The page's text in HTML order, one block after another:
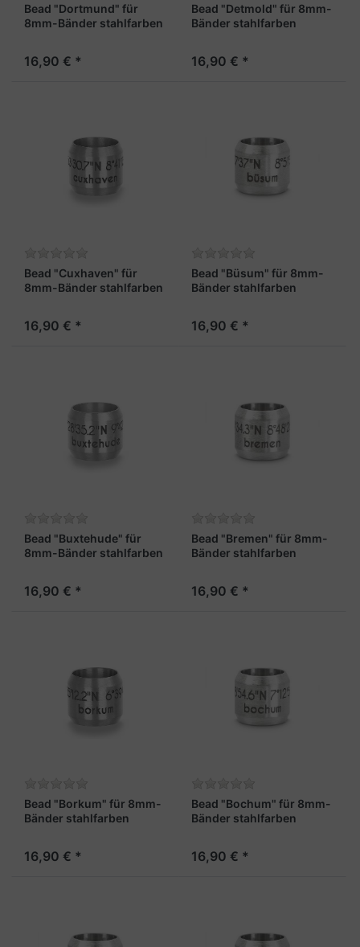
Bead "Dortmund" für
8mm-Bänder stahlfarben
16,90 € *
Bead "Detmold" für 8mm-
Bänder stahlfarben
16,90 € *
Bead "Cuxhaven" für
8mm-Bänder stahlfarben
16,90 € *
Bead "Büsum" für 8mm-
Bänder stahlfarben
16,90 € *
Bead "Buxtehude" für
8mm-Bänder stahlfarben
16,90 € *
Bead "Bremen" für 8mm-
Bänder stahlfarben
16,90 € *
Bead "Borkum" für 8mm-
Bänder stahlfarben
16,90 € *
Bead "Bochum" für 8mm-
Bänder stahlfarben
16,90 € *